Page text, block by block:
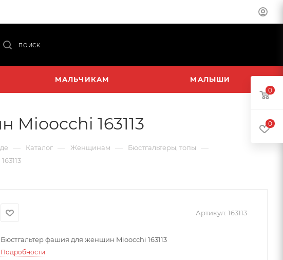
ПОИСК
МАЛЬЧИКАМ МАЛЫШИ
163113
— Каталог — Женщинам — Бюстгальтеры, топы —
Артикул: 163113
Бюстгальтер фашия для женщин Mioocchi 163113
Подробности
0
0